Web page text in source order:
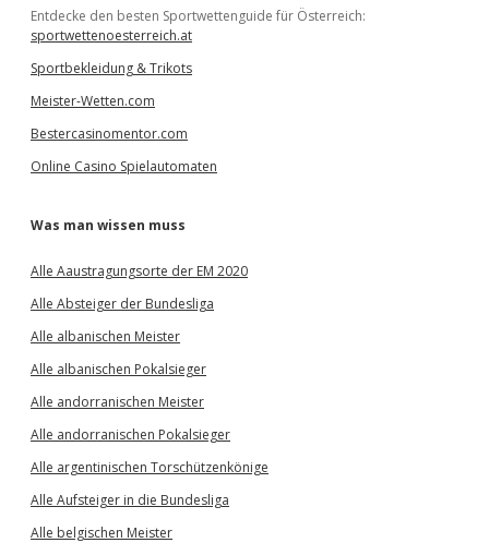
Entdecke den besten Sportwettenguide für Österreich:
sportwettenoesterreich.at
Sportbekleidung & Trikots
Meister-Wetten.com
Bestercasinomentor.com
Online Casino Spielautomaten
Was man wissen muss
Alle Aaustragungsorte der EM 2020
Alle Absteiger der Bundesliga
Alle albanischen Meister
Alle albanischen Pokalsieger
Alle andorranischen Meister
Alle andorranischen Pokalsieger
Alle argentinischen Torschützenkönige
Alle Aufsteiger in die Bundesliga
Alle belgischen Meister